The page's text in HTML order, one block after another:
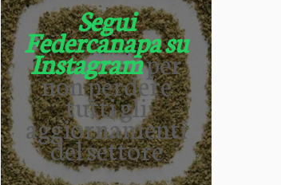
Segui
Federcanapa su
Instagramper
non perdere
tutti gli
aggiornamenti
del settore